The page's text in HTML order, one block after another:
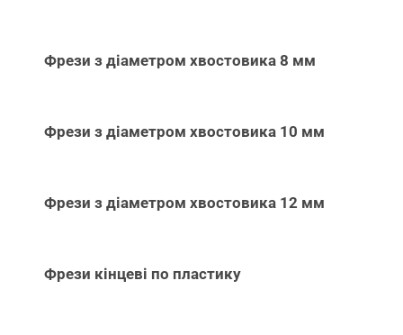
Фрези з діаметром хвостовика 8 мм
Фрези з діаметром хвостовика 10 мм
Фрези з діаметром хвостовика 12 мм
Фрези кінцеві по пластику